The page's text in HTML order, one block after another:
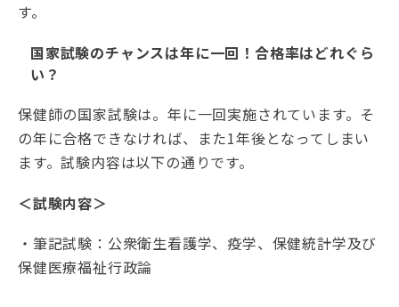
す。
国家試験のチャンスは年に一回！合格率はどれぐら
い？
保健師の国家試験は。年に一回実施されています。そ
の年に合格できなければ、また1年後となってしまい
ます。試験内容は以下の通りです。
＜試験内容＞
・筆記試験：公衆衛生看護学、疫学、保健統計学及び
保健医療福祉行政論